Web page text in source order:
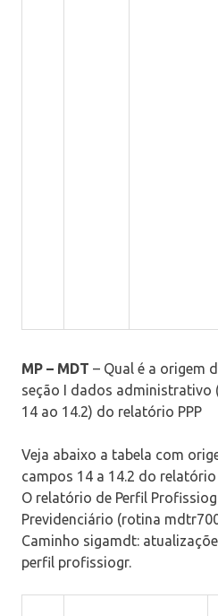
MP – MDT – Qual é a origem
seção I dados
14 ao 14.2) do relatório PPP
Veja abaixo a tabela com
campos 14 a 14.2 do relatório
O relatório de Perfil
Previdenciário (rotina
Caminho sigamdt:
perfil profissiogr.